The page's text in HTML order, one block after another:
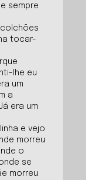
sempre
colchões
tocar-
lhe eu
um
a
era um
e vejo
morreu
o
se
morreu